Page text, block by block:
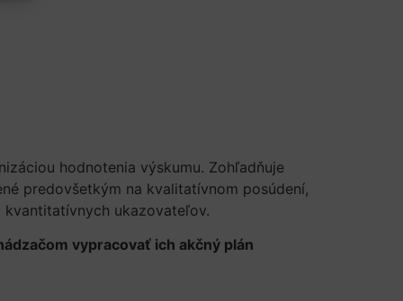
hodnotenia výskumu. Zohľadňuje
predovšetkým na kvalitatívnom posúdení,
ukazovateľov.
vypracovať ich akčný plán